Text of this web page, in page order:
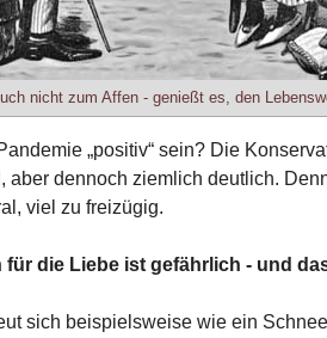
nicht zum Affen - genießt es, den
„positiv“ sein? Die
aber dennoch ziemlich deutlich.
viel zu freizügig.
für die Liebe ist gefährlich - und
sich beispielsweise wie ein